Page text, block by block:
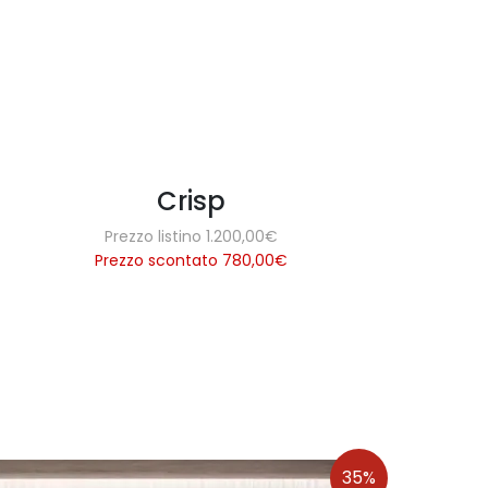
Crisp
Prezzo listino 1.200,00€
Prezzo scontato 780,00€
35%